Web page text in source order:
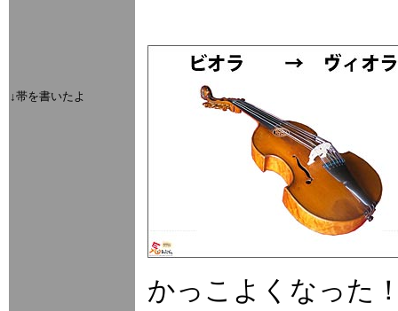
↓帯を書いたよ
かっこよくなった